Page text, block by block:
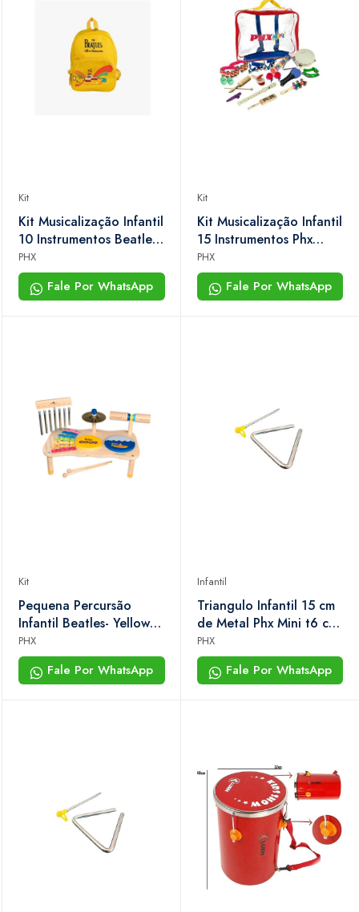
Kit
Kit Musicalização Infantil
10 Instrumentos Beatles
- Yellow Submarine
Yellow
PHX
Fale Por WhatsApp
Kit
Kit Musicalização Infantil
15 Instrumentos Phx
Tz15-1
PHX
Fale Por WhatsApp
Kit
Pequena Percursão
Infantil Beatles- Yellow
Submarine 5 Peças
PHX
Fale Por WhatsApp
Infantil
Triangulo Infantil 15 cm
de Metal Phx Mini t6 c/
Capa
PHX
Fale Por WhatsApp